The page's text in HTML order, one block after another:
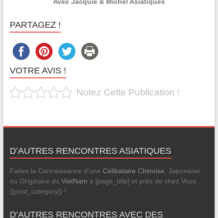
PARTAGEZ !
VOTRE AVIS !
Notez Cette Publication !
D’AUTRES RENCONTRES ASIATIQUES
Faites la Connaissance d'une Célibataire Chinoise , Japonaise
ou Originaire du VietNam à [page_title] et près de chez Vous
([post_category]) !
D’AUTRES RENCONTRES AVEC DES